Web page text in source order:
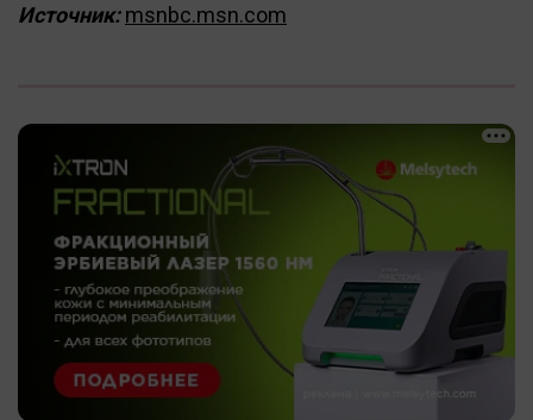
Источник: msnbc.msn.com